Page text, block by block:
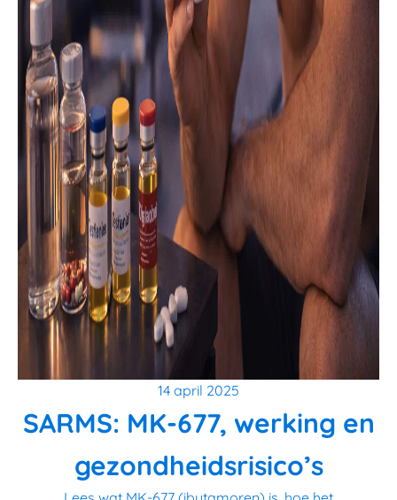
14 april 2025
SARMS: MK-677, werking en
gezondheidsrisico’s